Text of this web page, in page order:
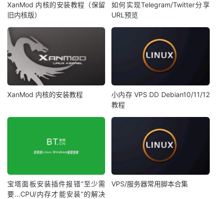
XanMod 内核的安装教程（保留
旧内核版）
如何实现Telegram/Twitter分享
URL预览
XanMod 内核的安装教程
小内存 VPS DD Debian10/11/12
教程
宝塔面板安装插件报错“至少需
要...CPU/内存才能安装”的解决
VPS/服务器常用脚本合集